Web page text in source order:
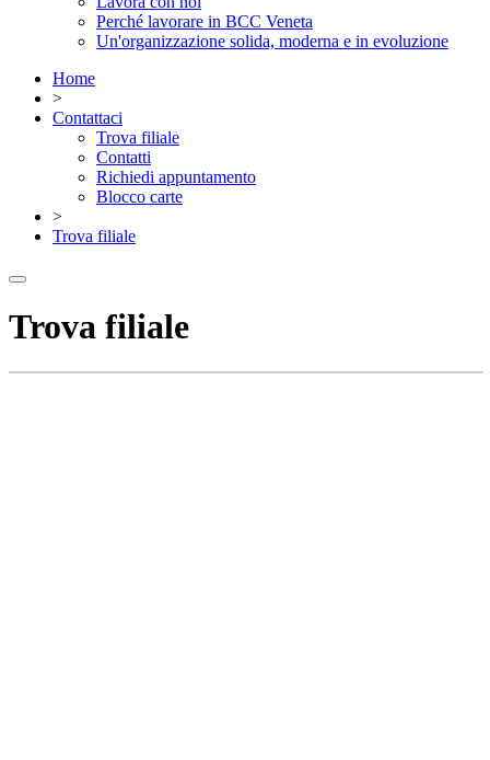
Perché lavorare in BCC Veneta
Un'organizzazione solida, moderna e in evoluzione
Home
>
Contattaci
Trova filiale
Contatti
Richiedi appuntamento
Blocco carte
>
Trova filiale
Trova filiale